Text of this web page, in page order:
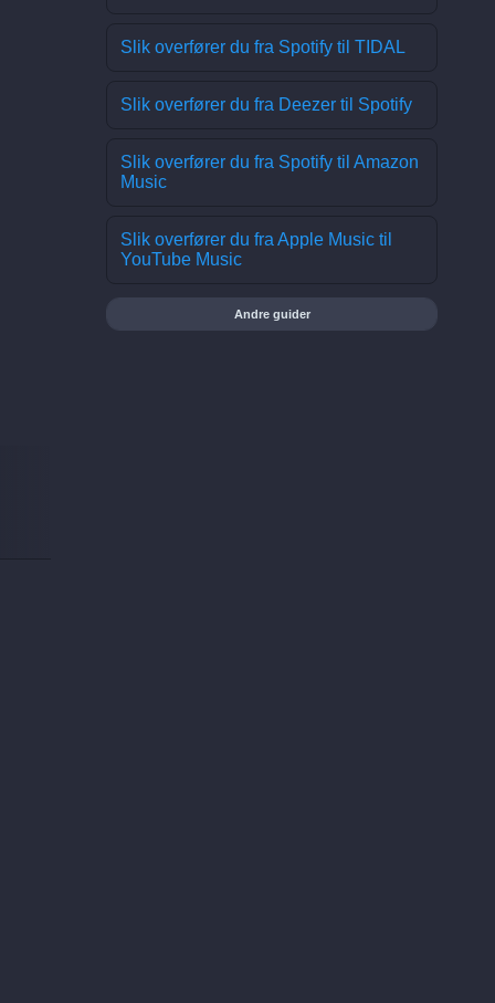
Slik overfører du fra Spotify til TIDAL
Slik overfører du fra Deezer til Spotify
Slik overfører du fra Spotify til Amazon
Music
Slik overfører du fra Apple Music til
YouTube Music
Andre guider